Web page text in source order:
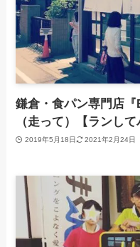
鎌倉・食パン専門店
（走って）【ランして
2019年5月18日 2021年2月24日